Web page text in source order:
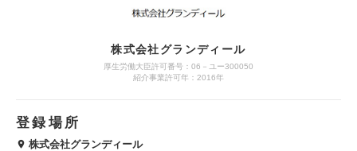
株式会社グランディール
厚生労働大臣許可番号：06－ユー300050
紹介事業許可年：2016年
登録場所
株式会社グランディール